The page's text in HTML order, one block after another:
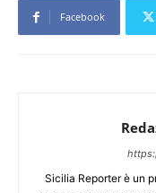
Facebook
Sicilia Reporter è un